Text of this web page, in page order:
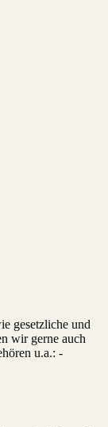
gesetzliche und
wir gerne auch
u.a.: -